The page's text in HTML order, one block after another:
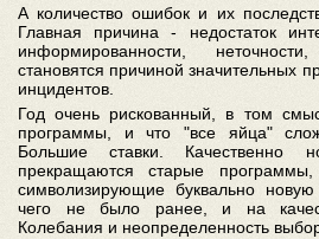
А количество ошибок и их
Главная причина - недостаток
информированности,
становятся причиной значительных
инцидентов.
Год очень рискованный, в том
программы, и что "все яйца"
Большие ставки. Качественно
прекращаются старые
символизирующие буквально
чего не было ранее, и на
Колебания и неопределенность